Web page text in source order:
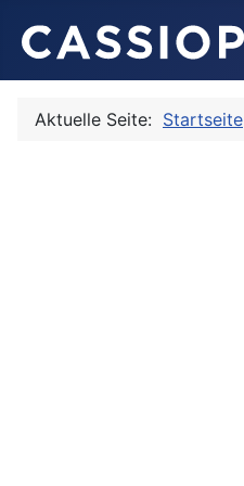
Aktuelle Seite: Startseite